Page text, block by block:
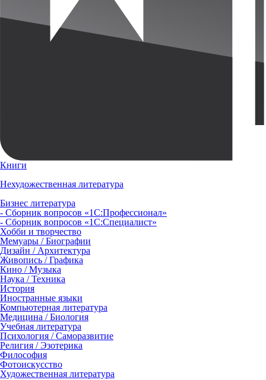
Книги
Нехудожественная литература
Бизнес литература
- Сборник вопросов «1С:Профессионал»
- Сборник вопросов «1С:Специалист»
Хобби и творчество
Мемуары / Биографии
Дизайн / Архитектура
Живопись / Графика
Кино / Музыка
Наука / Техника
История
Иностранные языки
Компьютерная литература
Медицина / Биология
Учебная литература
Психология / Саморазвитие
Религия / Эзотерика
Философия
Фотоискусство
Художественная литература